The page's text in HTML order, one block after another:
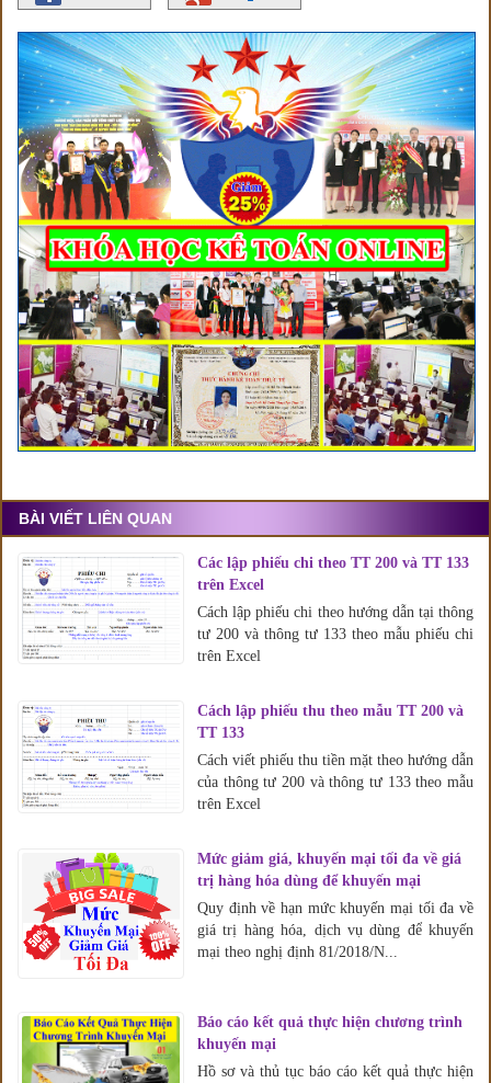
BÀI VIẾT LIÊN QUAN
Các lập phiếu chi theo TT 200 và TT 133
trên Excel
Cách lập phiếu chi theo hướng dẫn tại thông
tư 200 và thông tư 133 theo mẫu phiếu chi
trên Excel
Cách lập phiếu thu theo mẫu TT 200 và
TT 133
Cách viết phiếu thu tiền mặt theo hướng dẫn
của thông tư 200 và thông tư 133 theo mẫu
trên Excel
Mức giảm giá, khuyến mại tối đa về giá
trị hàng hóa dùng để khuyến mại
Quy định về hạn mức khuyến mại tối đa về
giá trị hàng hóa, dịch vụ dùng để khuyến
mại theo nghị định 81/2018/N...
Báo cáo kết quả thực hiện chương trình
khuyến mại
Hồ sơ và thủ tục báo cáo kết quả thực hiện